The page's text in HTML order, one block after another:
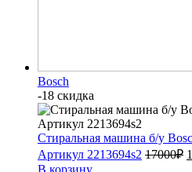
Bosch
-18 скидка
Стиральная машина б/у
Артикул 2213694s2 17000₽
В корзину